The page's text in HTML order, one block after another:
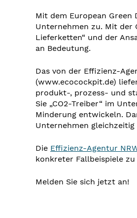
Mit dem European Green
Unternehmen zu. Mit der
Lieferketten“ und der
an Bedeutung.
Das von der Effizienz-
(www.ecocockpit.de)
produkt-, prozess- und
Sie „CO2-Treiber“ im
Minderung entwickeln.
Unternehmen
Die Effizienz-Agentur
konkreter Fallbeispiele
Melden Sie sich jetzt an!